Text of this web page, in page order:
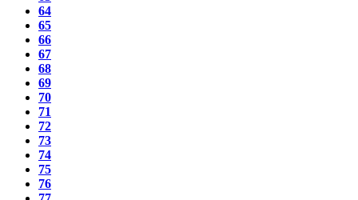
64
65
66
67
68
69
70
71
72
73
74
75
76